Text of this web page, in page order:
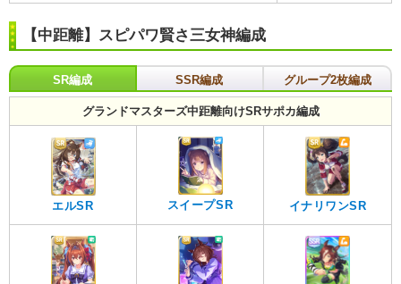
【中距離】スピパワ賢さ三女神編成
SR編成 SSR編成 グループ2枚編成
グランドマスターズ中距離向けSRサポカ編成
エルSR スイープSR イナリワンSR